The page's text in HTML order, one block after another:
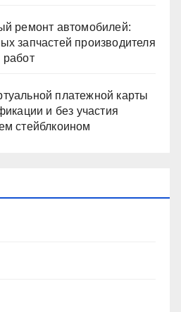
ремонт автомобилей:
запчастей производителя
работ
платежной карты
и без участия
стейблкоином